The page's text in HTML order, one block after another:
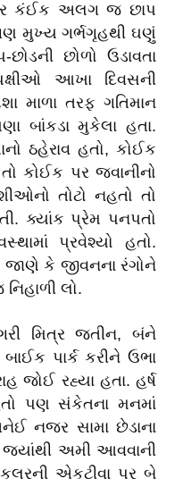
કંઈક અલગ જ છાપ
મુખ્ય ગર્ભગૃહથી ઘણું
છોળો ઉડાવતા
આખા દિવસની
માળા તરફ ગતિમાન
બાંકડા મુકેલા હતા.
ઠહેરાવ હતો, કોઈક
કોઈક પર જવાનીનો
તોટો નહતો તો
ક્યાંક પ્રેમ પનપતો
પ્રવેશ્યો હતો.
જાણે કે જીવનના રંગોને
લો.
મિત્ર જતીન, બંને
પાર્ક કરીને ઉભા
જોઈ રહ્યા હતા. હર્ષ
પણ સંકેતના મનમાં
નજર સામા છેડાના
જ્યાંથી અમી આવવાની
એકટીવા પર બે